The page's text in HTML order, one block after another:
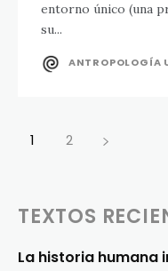
entorno único (una
su...
ANTROPOLOGÍA
1 2
TEXTOS
La historia humana